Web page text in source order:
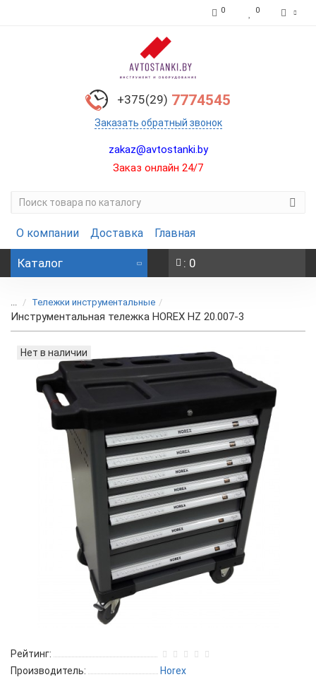
0 0
+375(29) 7774545
Заказать обратный звонок
zakaz@avtostanki.by
Заказ онлайн 24/7
О компании Доставка Главная
Каталог : 0
... Тележки инструментальные
Инструментальная тележка HOREX HZ 20.007-3
Нет в наличии
Рейтинг:
Производитель:
Horex